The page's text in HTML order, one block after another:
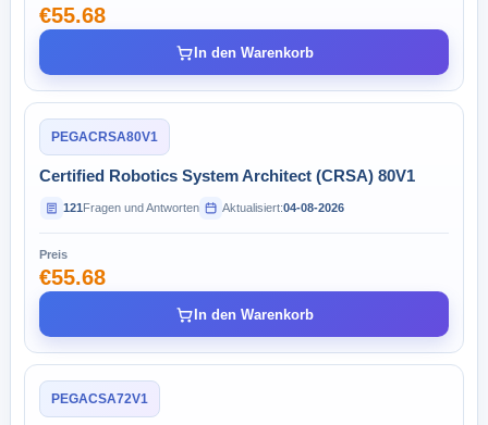
€55.68
In den Warenkorb
PEGACRSA80V1
Certified Robotics System Architect (CRSA) 80V1
121Fragen und Antworten Aktualisiert:04-08-2026
Preis
€55.68
In den Warenkorb
PEGACSA72V1